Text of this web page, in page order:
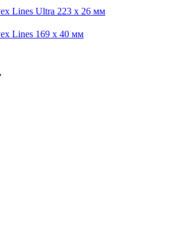
Lines Ultra 223 x 26 мм
Lines 169 x 40 мм